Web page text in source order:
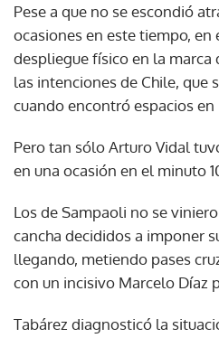
Pese a que no se escondió
ocasiones en este tiempo, en
despliegue físico en la marca
las intenciones de Chile, que
cuando encontró espacios en
Pero tan sólo Arturo Vidal
en una ocasión en el minuto
Los de Sampaoli no se
cancha decididos a imponer
llegando, metiendo pases
con un incisivo Marcelo Díaz
Tabárez diagnosticó la